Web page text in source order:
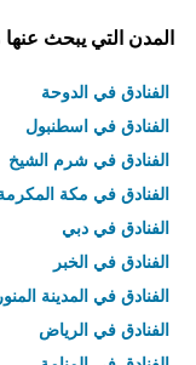
المدن التي يبحث
الفنادق في الدوحة
الفنادق في اسطنبول
الفنادق في شرم الشيخ
الفنادق في مكة
الفنادق في دبي
الفنادق في الخبر
الفنادق في المدينة
الفنادق في الرياض